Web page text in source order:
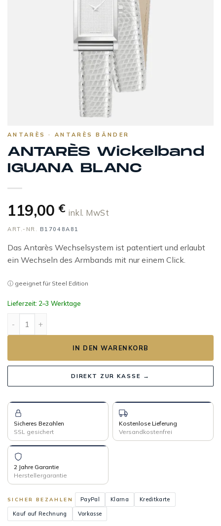
ANTARÈS · ANTARÈS BÄNDER
ANTARÈS Wickelband
IGUANA BLANC
119,00 € inkl. MwSt
ART.-NR. B17048A81
Das Antarès Wechselsystem ist patentiert und erlaubt
ein Wechseln des Armbands mit nur einem Click.
ⓘ geeignet für Steel Edition
Lieferzeit: 2–3 Werktage
IN DEN WARENKORB
DIREKT ZUR KASSE →
Sicheres Bezahlen
SSL gesichert
Kostenlose Lieferung
Versandkostenfrei
2 Jahre Garantie
Herstellergarantie
SICHER BEZAHLEN PayPal Klarna Kreditkarte
Kauf auf Rechnung Vorkasse